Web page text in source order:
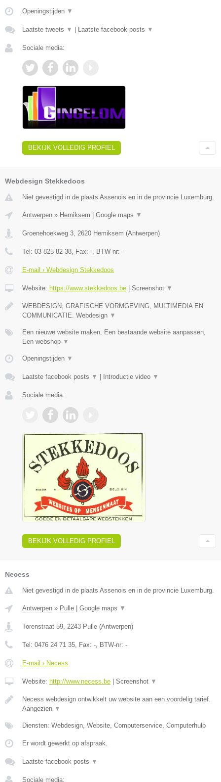
Openingstijden ▼
Laatste tweets ▼ Laatste facebook posts ▼
Sociale media:
BEKIJK VOLLEDIG PROFIEL
Webdesign Stekkedoos
Niet gevestigd in de plaats Assenois en in de provincie Luxemburg.
Antwerpen » Hemiksem Google maps ▼
Groenehoekweg 3, 2620 Hemiksem (Antwerpen)
Tel: 03 825 82 38, Fax: -, BTW-nr: -
E-mail › Webdesign Stekkedoos
Website: https://www.stekkedoos.be Screenshot ▼
WEBDESIGN, GRAFISCHE VORMGEVING, MULTIMEDIA EN
COMMUNICATIE. Webdesign ▼
Een nieuwe website maken, Een bestaande website aanpassen,
Een webshop ▼
Openingstijden ▼
Laatste facebook posts ▼ Introductie video ▼
Sociale media:
BEKIJK VOLLEDIG PROFIEL
Necess
Niet gevestigd in de plaats Assenois en in de provincie Luxemburg.
Antwerpen » Pulle Google maps ▼
Torenstraat 59 2243 Pulle (Antwerpen)
Tel: 0476 24 71 35 , Fax: - , BTW-nr: -
E-mail › Necess
Website: http://www.necess.be Screenshot ▼
Necess webdesign ontwikkelt uw website aan een voordelig tarief.
Aangezien ▼
Diensten: Webdesign, Website, Computerservice, Computerhulp
Er wordt gewerkt op afspraak.
Laatste facebook posts ▼
Sociale media: